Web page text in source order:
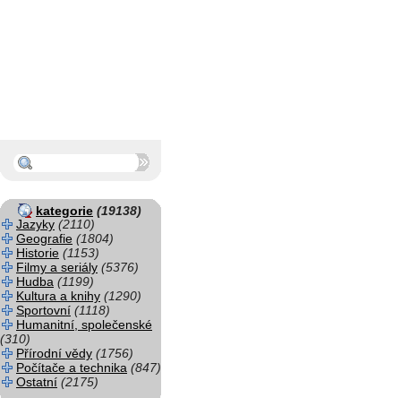
kategorie (19138)
Jazyky (2110)
Geografie (1804)
Historie (1153)
Filmy a seriály (5376)
Hudba (1199)
Kultura a knihy (1290)
Sportovní (1118)
Humanitní, společenské
(310)
Přírodní vědy (1756)
Počítače a technika (847)
Ostatní (2175)